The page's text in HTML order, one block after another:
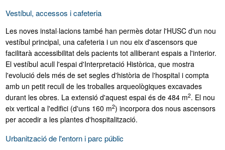
Vestíbul, accessos i cafeteria
Les noves instal·lacions també han permès dotar l'HUSC d'un nou
vestíbul principal, una cafeteria i un nou eix d'ascensors que
facilitarà accessibilitat dels pacients tot alliberant espais a l'interior.
El vestíbul acull l'espai d'Interpretació Històrica, que mostra
l'evolució dels més de set segles d'història de l'hospital i compta
amb un petit recull de les troballes arqueològiques excavades
durant les obres. La extensió d'aquest espai és de 484 m2. El nou
eix vertical a l'edifici (d'uns 160 m2) incorpora dos nous ascensors
per accedir a les plantes d'hospitalització.
Urbanització de l'entorn i parc públic